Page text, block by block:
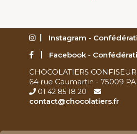
Instagram -
Facebook -
CHOCOLATIERS
64 rue Caumartin - 75009
01 42 85 18 20
contact@chocolatiers.fr